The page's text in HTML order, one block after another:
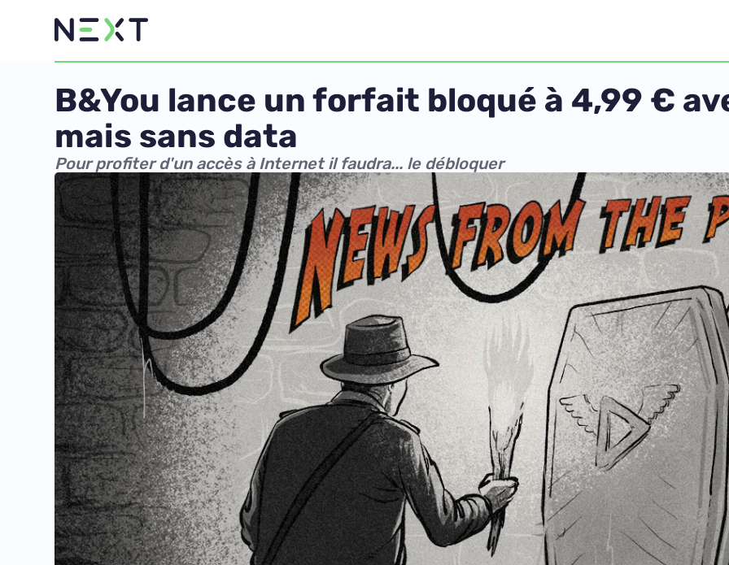
B&You lance un forfait bloqué à 4,99 €
mais sans data
Pour profiter d'un accès à Internet il faudra... le débloquer